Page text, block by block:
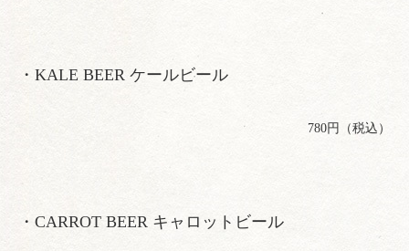
・KALE BEER ケールビール
780円（税込）
・CARROT BEER キャロットビール